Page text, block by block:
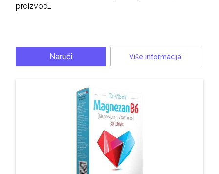
proizvod…
Naruči Više informacija